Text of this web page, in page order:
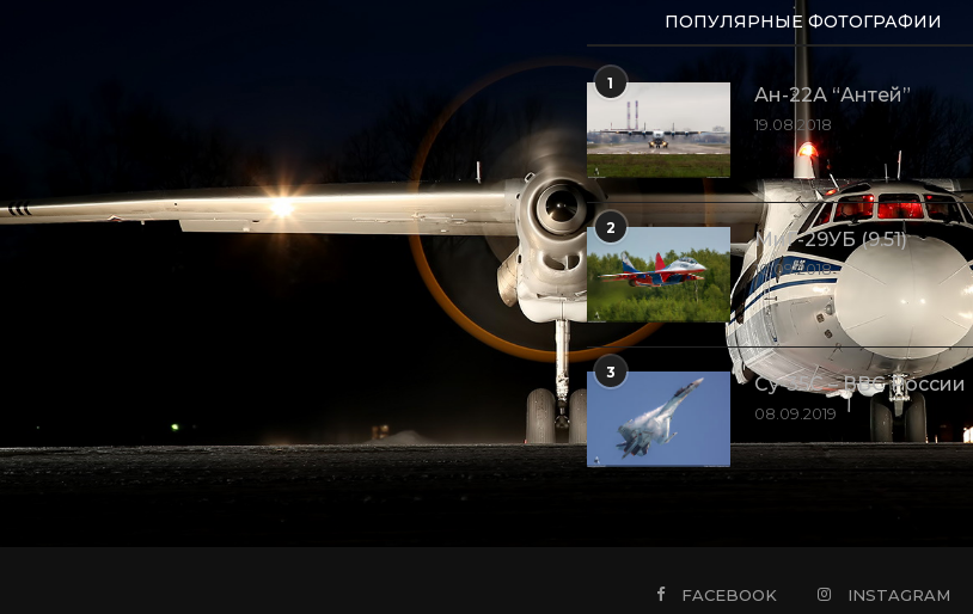
ПОПУЛЯРНЫЕ ФОТОГРАФИИ
1
Ан-22А “Антей”
19.08.2018
2
МиГ-29УБ (9.51)
10.09.2018
3
Су-35С – ВВС России
08.09.2019
FACEBOOK INSTAGRAM